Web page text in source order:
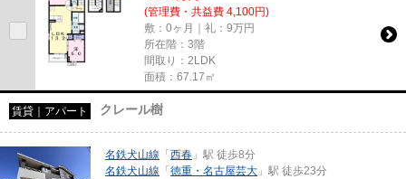
(管理費・共益費 4,100円)
敷：0ヶ月｜礼：9万円
所在階：3階
間取り：2LDK
面積：67.17㎡
賃貸｜アパート クレール樹
名鉄犬山線 「 西春 」駅 徒歩8分
名鉄犬山線 「 徳重・名古屋芸大 」駅 徒歩23分